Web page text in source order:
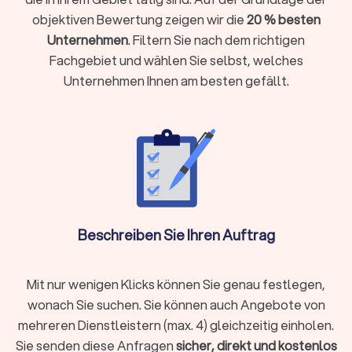
Der Ablauf einer Mediation
Die Mediation folgt einem strukturierten Ablauf, der aus
mehreren Phasen besteht:
Parteien den Ablauf, die Regeln und Ziele der Mediation.
Hier betont der Mediator auch die Freiwilligkeit und
Vertraulichkeit. Die Parteien haben die Möglichkeit,
Fragen zu stellen und ihre Erwartungen an die Mediation
Themensammlung und Problemanalyse:
schildern die Parteien ihre Sichtweise des Konflikts und
benennen die Themen, die Sie lösen möchten. Der
ein gemeinsames Verständnis der Konfliktthemen zu
entwickeln.
Interessenermittlung:Zuerst sammelt der Mediator die
Themen, danach ermittelt er die Interessen und
objektiven Bewertung zeigen wir die20 % besten
Unternehmen. Filtern Sie nach dem richtigen
Fachgebiet und wählen Sie selbst, welches
Unternehmen Ihnen am besten gefällt.
Beschreiben Sie Ihren Auftrag
Mit nur wenigen Klicks können Sie genau festlegen,
wonach Sie suchen. Sie können auch Angebote von
mehreren Dienstleistern (max. 4) gleichzeitig einholen.
Sie senden diese Anfragensicher, direkt und kostenlos